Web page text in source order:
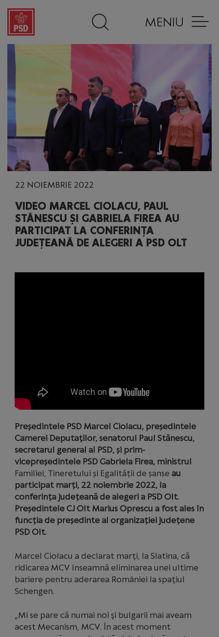
MENIU
22 NOIEMBRIE 2022
VIDEO MARCEL CIOLACU, PAUL
STĂNESCU ȘI GABRIELA FIREA AU
PARTICIPAT LA CONFERINȚA
JUDEȚEANĂ DE ALEGERI A PSD OLT
Președintele PSD Marcel Ciolacu, președintele
Camerei Deputaților, senatorul Paul Stănescu,
secretarul general al PSD, și prim-
vicepreședintele PSD Gabriela Firea, ministrul
Familiei, Tineretului și Egalității de șanse au
participat marți, 22 noiembrie 2022, la
conferința județeană de alegeri a PSD Olt.
Președintele CJ Olt Marius Oprescu a fost ales în
funcția de președinte al organizației județene
PSD Olt.
Marcel Ciolacu a declarat marţi, la Slatina, că
ridicarea MCV înseamnă eliminarea unei ultime
bariere pentru aderarea României la spaţiul
Schengen.
„Mi se pare că numai noi şi bulgarii mai aveam
acest Mecanism, MCV. În acest moment